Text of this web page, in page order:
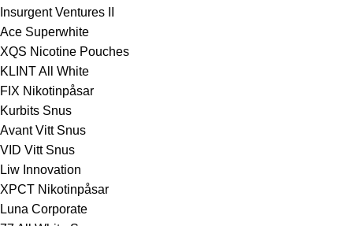
Insurgent Ventures II
Ace Superwhite
XQS Nicotine Pouches
KLINT All White
FIX Nikotinpåsar
Kurbits Snus
Avant Vitt Snus
VID Vitt Snus
Liw Innovation
XPCT Nikotinpåsar
Luna Corporate